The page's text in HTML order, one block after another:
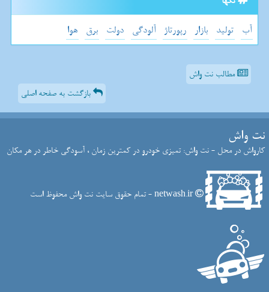
آب تولید بازار رپورتاژ آلودگی دولت برق هوا
مطالب نت واش
بازگشت به صفحه اصلی
نت واش
کارواش در محل - نت واش: تمیزی خودرو در کمترین زمان ، آسودگی خاطر در هر مکان
netwash.ir - تمام حقوق سایت نت واش محفوظ است